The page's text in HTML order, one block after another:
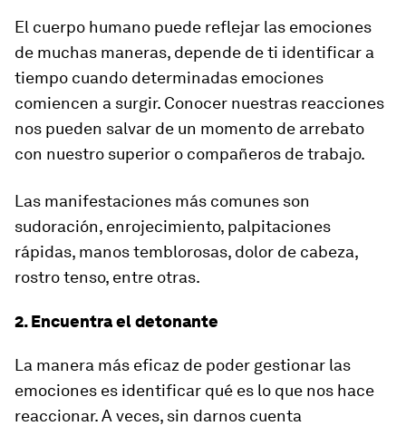
El cuerpo humano puede reflejar las emociones
de muchas maneras, depende de ti identificar a
tiempo cuando determinadas emociones
comiencen a surgir. Conocer nuestras reacciones
nos pueden salvar de un momento de arrebato
con nuestro superior o compañeros de trabajo.
Las manifestaciones más comunes son
sudoración, enrojecimiento, palpitaciones
rápidas, manos temblorosas, dolor de cabeza,
rostro tenso, entre otras.
2. Encuentra el detonante
La manera más eficaz de poder gestionar las
emociones es identificar qué es lo que nos hace
reaccionar. A veces, sin darnos cuenta